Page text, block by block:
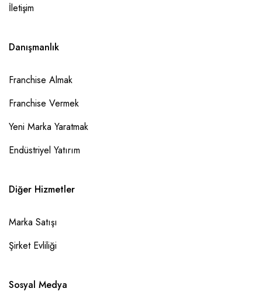
İletişim
Danışmanlık
Franchise Almak
Franchise Vermek
Yeni Marka Yaratmak
Endüstriyel Yatırım
Diğer Hizmetler
Marka Satışı
Şirket Evliliği
Sosyal Medya